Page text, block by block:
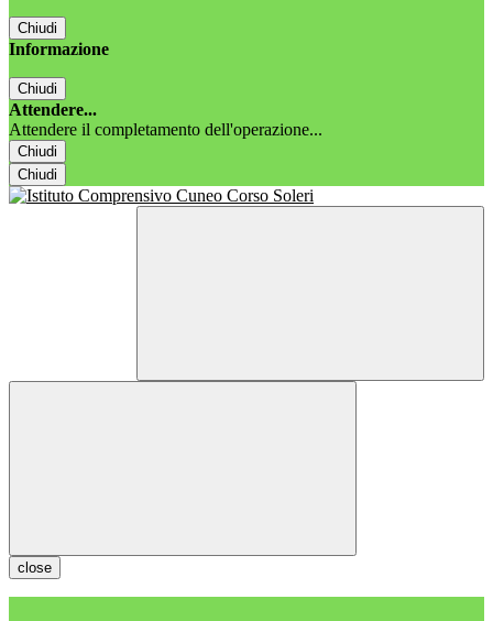
Chiudi
Informazione
Chiudi
Attendere...
Attendere il completamento dell'operazione...
Chiudi
Chiudi
close